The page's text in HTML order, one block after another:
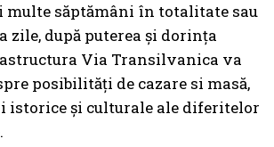
multe săptămâni în totalitate sau
zile, după puterea și dorința
Via Transilvanica va
posibilități de cazare si masă,
istorice și culturale ale diferitelor